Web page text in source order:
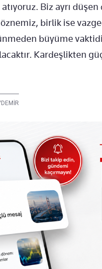
atıyoruz. Biz ayrı
birlik ise
büyüme
Kardeşlikten